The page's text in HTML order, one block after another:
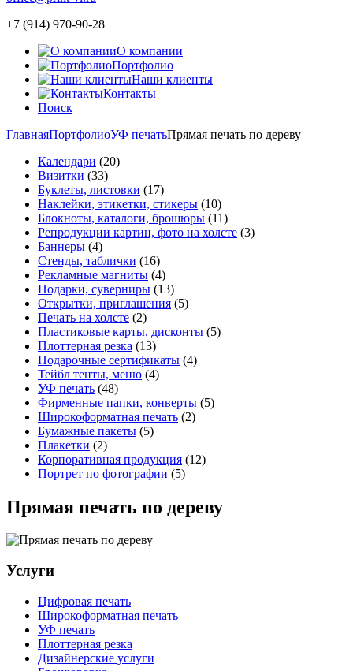
+7 (914) 970-90-28
О компании
Портфолио
Наши клиенты
Контакты
Поиск
ГлавнаяПортфолиоУФ печатьПрямая печать по дереву
Календари (20)
Визитки (33)
Буклеты, листовки (17)
Наклейки, этикетки, стикеры (10)
Блокноты, каталоги, брошюры (11)
Репродукции картин, фото на холсте (3)
Баннеры (4)
Стенды, таблички (16)
Рекламные магниты (4)
Подарки, суверниры (13)
Открытки, приглашения (5)
Печать на холсте (2)
Пластиковые карты, дисконты (5)
Плоттерная резка (13)
Подарочные сертификаты (4)
Тейбл тенты, меню (4)
УФ печать (48)
Фирменные папки, конверты (5)
Широкоформатная печать (2)
Бумажные пакеты (5)
Плакетки (2)
Корпоративная продукция (12)
Портрет по фотографии (5)
Прямая печать по дереву
Услуги
Цифровая печать
Широкоформатная печать
УФ печать
Плоттерная резка
Дизайнерские услуги